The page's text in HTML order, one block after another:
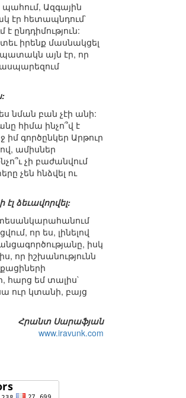
Ազգային
էր հետապնդում`
ընդդիմություն:
իրենք մասնակցել
այն էր, որ
ասպարեզում
նման բան չէի անի:
հիմա ինչո՞վ է
գործընկեր Արթուր
ամիսներ
չի բաժանվում
չեն հնձվել ու
ձեւավորվել:
տեսանկարահանում
որ ես, լինելով
իսկ
որ իշխանությունն
հարց եմ տալիս`
ուր կտանի, բայց
Հրանտ Սարաֆյան
www.iravunk.com